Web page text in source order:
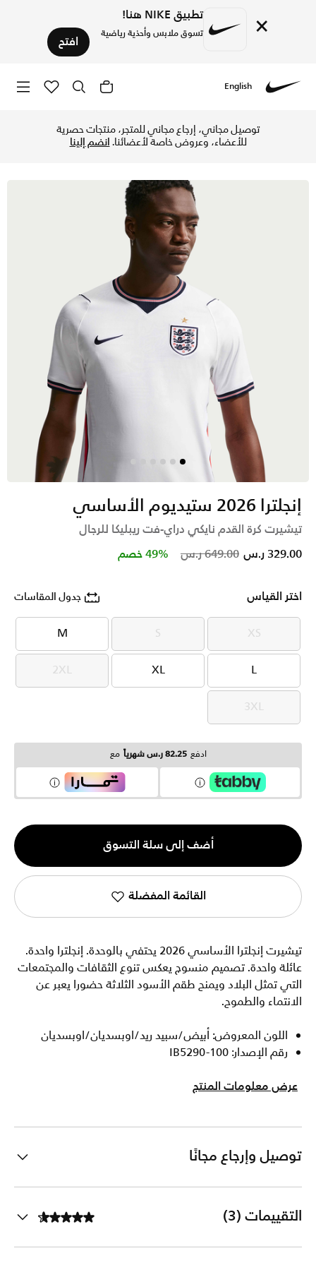
× تطبيق NIKE هنا!
تسوق ملابس وأحذية رياضية افتح
English
توصيل مجاني، إرجاع مجاني للمتجر، منتجات حصرية
للأعضاء، وعروض خاصة لأعضائنا.انضم إلينا
إنجلترا 2026 ستيديوم الأساسي
تيشيرت كرة القدم نايكي دراي-فت ريبليكا للرجال
Price reduced from
649.00 ر.س to 329.00 ر.س 49% خصم
اختر القياس جدول المقاسات
XS
XS
S
S
M
M
L
L
XL
XL
2XL
2XL
3XL
3XL
ادفع 82.25 ر.س شهرياً مع
الكمية
1
أضف إلى سلة التسوق
القائمة المفضلة
تيشيرت إنجلترا الأساسي 2026 يحتفي بالوحدة. إنجلترا واحدة.
عائلة واحدة. تصميم منسوج يعكس تنوع الثقافات والمجتمعات
التي تمثل البلاد ويمنح طقم الأسود الثلاثة حضورا يعبر عن
الانتماء والطموح.
اللون المعروض: أبيض/سبيد ريد/اوبسديان/اوبسديان
رقم الإصدار: IB5290-100
عرض معلومات المنتج
توصيل وإرجاع مجانًا
التقييمات (3)